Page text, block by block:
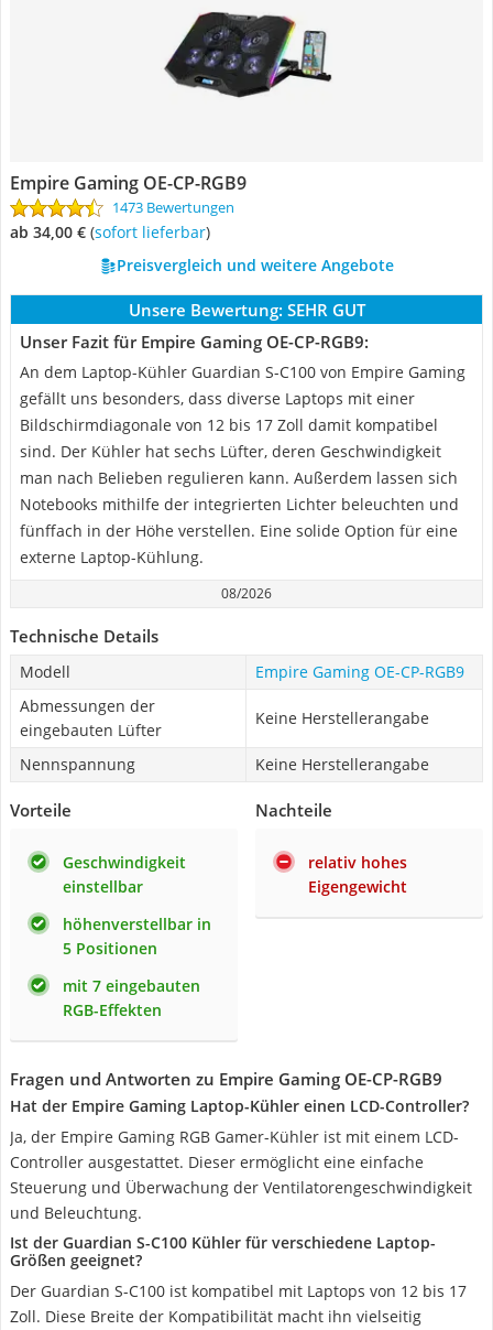
Empire Gaming OE-CP-RGB9
1473 Bewertungen
ab 34,00 € ( Sofort lieferbar)
Preisvergleich und weitere Angebote
Unsere Bewertung: SEHR GUT
Unser Fazit für Empire Gaming OE-CP-RGB9:
An dem Laptop-Kühler Guardian S-C100 von Empire Gaming
gefällt uns besonders, dass diverse Laptops mit einer
Bildschirmdiagonale von 12 bis 17 Zoll damit kompatibel
sind. Der Kühler hat sechs Lüfter, deren Geschwindigkeit
man nach Belieben regulieren kann. Außerdem lassen sich
Notebooks mithilfe der integrierten Lichter beleuchten und
fünffach in der Höhe verstellen. Eine solide Option für eine
externe Laptop-Kühlung.
08/2026
Technische Details
Modell
Empire Gaming OE-CP-RGB9
Abmessungen der
eingebauten Lüfter
Keine Herstellerangabe
Nennspannung Keine Herstellerangabe
Vorteile
Geschwindigkeit
einstellbar
höhenverstellbar in
5 Positionen
mit 7 eingebauten
RGB-Effekten
Nachteile
relativ hohes
Eigengewicht
Fragen und Antworten zu Empire Gaming OE-CP-RGB9
Hat der Empire Gaming Laptop-Kühler einen LCD-Controller?
Ja, der Empire Gaming RGB Gamer-Kühler ist mit einem LCD-
Controller ausgestattet. Dieser ermöglicht eine einfache
Steuerung und Überwachung der Ventilatorengeschwindigkeit
und Beleuchtung.
Ist der Guardian S-C100 Kühler für verschiedene Laptop-
Größen geeignet?
Der Guardian S-C100 ist kompatibel mit Laptops von 12 bis 17
Zoll. Diese Breite der Kompatibilität macht ihn vielseitig